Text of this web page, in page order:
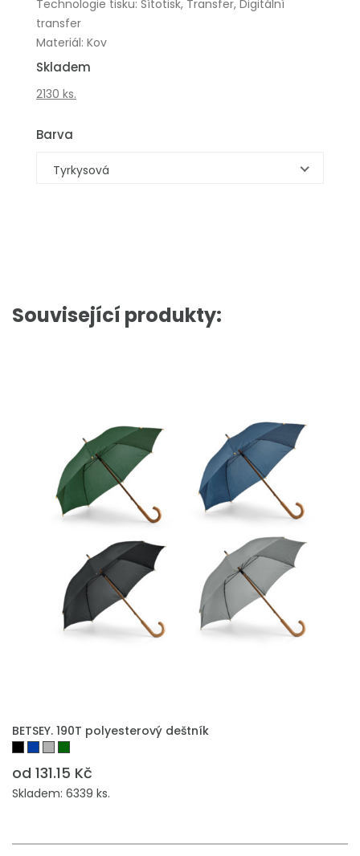
Technologie tisku: Sítotisk, Transfer, Digitální
transfer
Materiál: Kov
Skladem
2130 ks.
Barva
Tyrkysová
Související produkty:
BETSEY. 190T polyesterový deštník
od 131.15 Kč
Skladem: 6339 ks.